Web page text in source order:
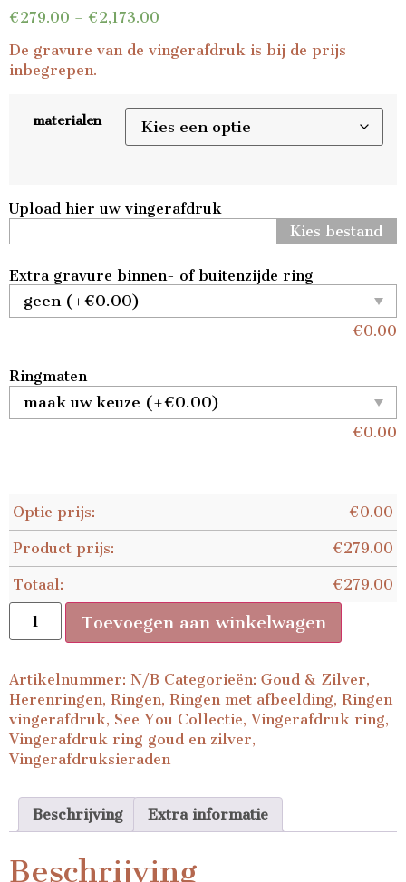
€279.00 – €2,173.00
De gravure van de vingerafdruk is bij de prijs
inbegrepen.
materialen
Upload hier uw vingerafdruk
Kies bestand
Extra gravure binnen- of buitenzijde ring
€0.00
Ringmaten
€0.00
Optie prijs: €0.00
Product prijs: €279.00
Totaal: €279.00
Toevoegen aan winkelwagen
Artikelnummer: N/B Categorieën: Goud & Zilver,
Herenringen, Ringen, Ringen met afbeelding, Ringen
vingerafdruk, See You Collectie, Vingerafdruk ring,
Vingerafdruk ring goud en zilver,
Vingerafdruksieraden
Beschrijving Extra informatie
Beschrijving